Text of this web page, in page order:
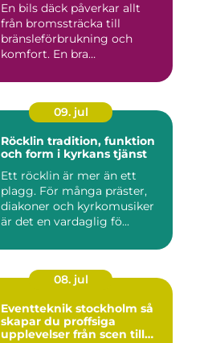
En bils däck påverkar allt
från bromssträcka till
bränsleförbrukning och
komfort. En bra
09. jul
Röcklin tradition, funktion
och form i kyrkans tjänst
Ett röcklin är mer än ett
plagg. För många präster,
diakoner och kyrkomusiker
är det en vardaglig fö...
08. jul
Eventteknik stockholm så
skapar du proffsiga
upplevelser från scen till